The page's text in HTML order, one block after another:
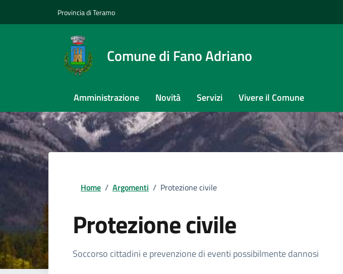
Provincia di Teramo
Comune di Fano Adriano
Amministrazione Novità Servizi Vivere il Comune
Home / Argomenti / Protezione civile
Protezione civile
Dettagli della notizia
Soccorso cittadini e prevenzione di eventi possibilmente dannosi